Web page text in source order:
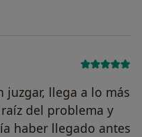
juzgar, llega a lo más
del problema y
haber llegado antes